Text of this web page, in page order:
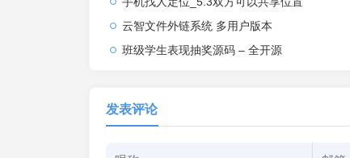
云智文件外链系统 多用户版本
班级学生表现抽奖源码 – 全开源
发表评论